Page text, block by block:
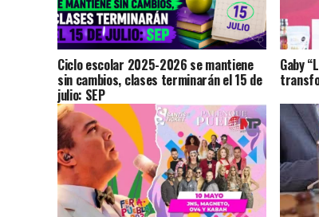
Ciclo escolar 2025-2026 se mantiene
sin cambios, clases terminarán el 15 de
julio: SEP
Gaby